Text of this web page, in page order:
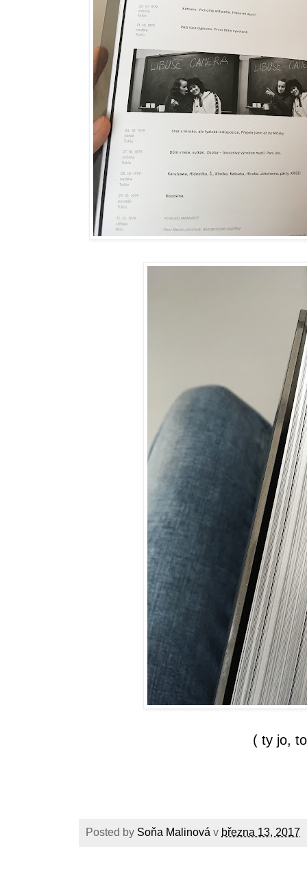
( ty jo, to je zas
Posted by Soňa Malinová v března 13, 2017